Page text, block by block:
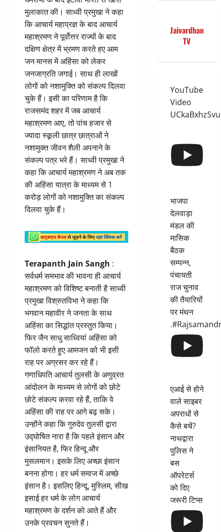
मुलाकात की। साध्वी प्रमुखा ने कहा
कि आचार्य महाप्रज्ञ के बाद आचार्य
महाश्रमण ने पूर्वोत्तर राज्यों के बाद
दक्षिण क्षेत्र में भ्रमण करते हए आम
जन मानस में अहिंसा को लेकर
जनजाग्रति जगाई। साथ ही लाखों
लोगों को नशामुक्ति को संकल्प दिलवा
चुके हैं। इसी का परिणाम है कि
राजसमंद शहर में जब आचार्य
महाश्रमण आए, तो पांच हजार से
ज्यादा स्कूली छात्र छात्राओं ने
नशामुक्त जीवन शैली अपनाने के
संकल्प पत्र भरे हैं। साध्वी प्रमुखा ने
कहा कि आचार्य महाश्रमण ने अब तक
की अहिंसा यात्रा के माध्यम से 1
करोड़ लोगों को नशामुक्ति का संकल्प
दिलवा चुके हैं।
Terapanth Jain Sangh :
सर्वधर्म समभाव की भावना ही आचार्य
महाश्रमण को विशिष्ट बनाती है साध्वी
प्रमुखा विश्रुतविभा ने कहा कि
भगवान महावीर ने जनता के साथ
अहिंसा का सिद्धांत प्रस्तुत किया।
फिर जैन साधु साध्वियां अहिंसा को
फॉलो करते हुए आमजन को भी इसी
राह पर अग्रसर कर रहे हैं।
गणाधिपति आचार्य तुलसी के अणुव्रत
आंदोलन के माध्यम से लोगों को छोटे
छोटे संकल्प करवा रहे हैं, ताकि वे
अहिंसा की राह पर आगे बढ़ सके।
उन्होंने कहा कि गुरुदेव तुलसी द्वारा
उद्घोषित नारा है कि पहले इंसान और
इंसानियत है, फिर हिन्दू और
मुसलमान। इसके लिए अच्छा इंसान
बनना होगा। हर धर्म समाज में अच्छे
इंसान है। इसलिए हिन्दू, मुस्लिम, सीख
इसाई हर धर्म के लोग आचार्य
महाश्रमण के दर्शन को आते हैं और
उनके प्रवचन सुनते हैं।
Jaivardhan
TV
YouTube
Video
भाजपा
देलवाड़ा
मंडल की
मासिक
बैठक
सम्पन्न,
पंचायती
राज चुनाव
की तैयारियों
पर मंथन
एआई से होने
वाले साइबर
अपराधों से
कैसे बचें?
नाथद्वारा
पुलिस ने
बस
ऑपरेटर्स
को दिए
जरूरी टिप्स